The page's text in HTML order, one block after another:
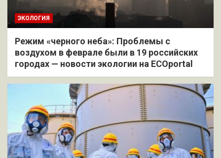
ЭКОЛОГИЯ
Режим «черного неба»: Проблемы с
воздухом в феврале были в 19 российских
городах — новости экологии на ECOportal